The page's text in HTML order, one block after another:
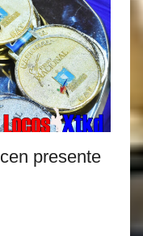
presente